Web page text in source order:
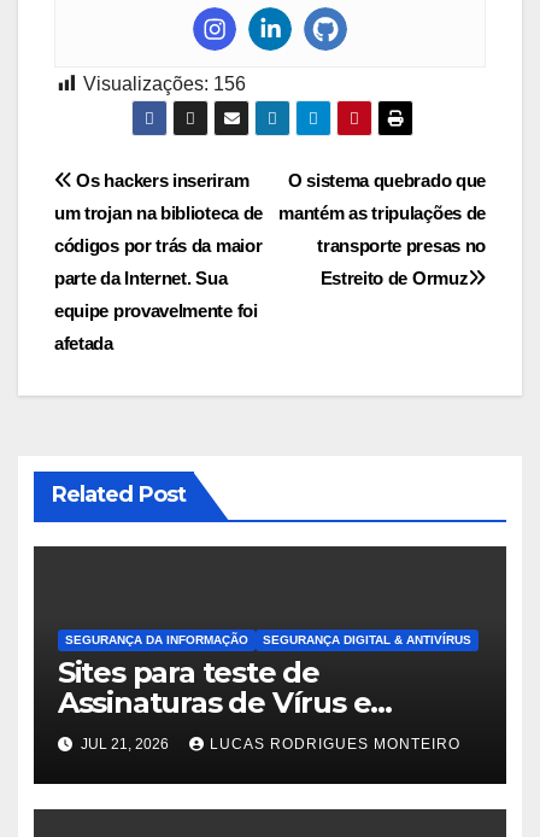
Visualizações: 156
Navegação
de
Post
O sistema quebrado que
mantém as tripulações de
transporte presas no
Estreito de Ormuz
Os hackers inseriram
um trojan na biblioteca de
códigos por trás da maior
parte da Internet. Sua
equipe provavelmente foi
afetada
Related Post
SEGURANÇA DA INFORMAÇÃO SEGURANÇA DIGITAL & ANTIVÍRUS
Sites para teste de
Assinaturas de Vírus e
Malwares
JUL 21, 2026 LUCAS RODRIGUES MONTEIRO